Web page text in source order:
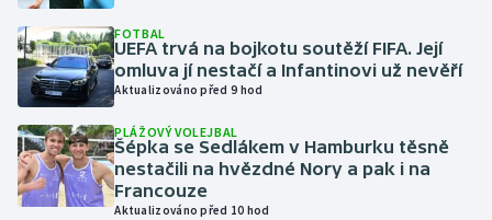
Krasobruslení
Lezení
Lyže a snowboard
Moderní pětiboj
FOTBAL
UEFA trvá na bojkotu soutěží FIFA. Její
omluva jí nestačí a Infantinovi už nevěří
Aktualizováno před 9 hod
PLÁŽOVÝ VOLEJBAL
Šépka se Sedlákem v Hamburku těsně
nestačili na hvězdné Nory a pak i na
Francouze
Aktualizováno před 10 hod